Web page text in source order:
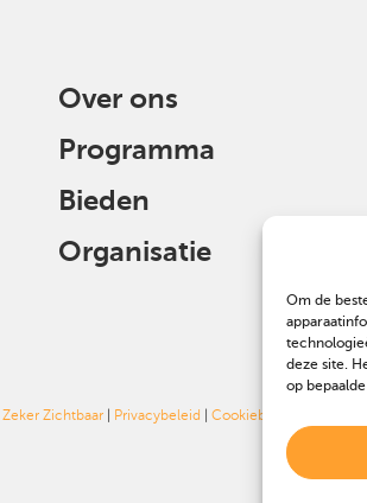
Om de
deze site.
op
Over ons
Programma
Bieden
Organisatie
Zeker Zichtbaar | Privacybeleid | Cookiebeleid